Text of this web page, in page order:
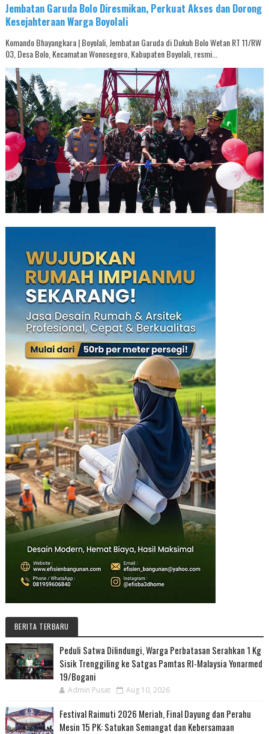
Jembatan Garuda Bolo Diresmikan, Perkuat Akses dan Dorong
Kesejahteraan Warga Boyolali
Komando Bhayangkara | Boyolali, Jembatan Garuda di Dukuh Bolo Wetan RT 11/RW
03, Desa Bolo, Kecamatan Wonosegoro, Kabupaten Boyolali, resmi...
BERITA TERBARU
Peduli Satwa Dilindungi, Warga Perbatasan Serahkan 1 Kg
Sisik Trenggiling ke Satgas Pamtas RI-Malaysia Yonarmed
19/Bogani
Admin Pusat Aug 10, 2026
Festival Raimuti 2026 Meriah, Final Dayung dan Perahu
Mesin 15 PK: Satukan Semangat dan Kebersamaan